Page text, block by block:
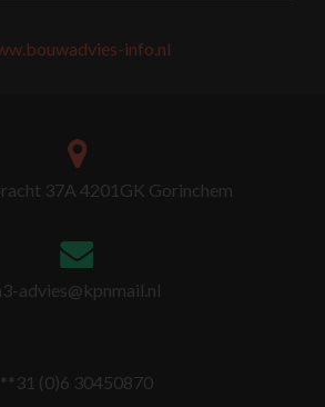
info.nl
37A 4201GK Gorinchem
advies@kpnmail.nl
**31 (0)6 30450870